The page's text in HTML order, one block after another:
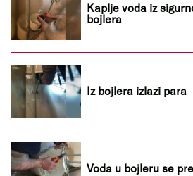
Kaplje voda iz
bojlera
Iz bojlera izlazi para
Voda u bojleru se